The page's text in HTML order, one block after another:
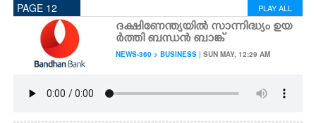
PAGE 12 PLAY ALL
ദക്ഷിണേന്ത്യയിൽ സാന്നിദ്ധ്യം ഉയ
ർത്തി ബന്ധൻ ബാങ്ക്
NEWS-360 > BUSINESS | SUN MAY, 12:29 AM